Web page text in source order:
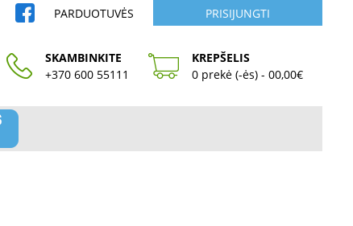
PARDUOTUVĖS PRISIJUNGTI
SKAMBINKITE
+370 600 55111
KREPŠELIS
0 prekė (-ės) - 00,00€